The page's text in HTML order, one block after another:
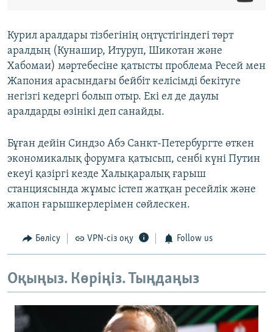
Курил аралдары тізбегінің оңтүстігіндегі төрт
аралдың (Кунашир, Итуруп, Шикотан және
Хабомаи) мәртебесіне қатысты проблема Ресей мен
Жапония арасындағы бейбіт келісімді бекітуге
негізгі кедергі болып отыр. Екі ел де даулы
аралдарды өзінікі деп санайды.
Бұған дейін Синдзо Абэ Санкт-Петербургте өткен
экономикалық форумға қатысып, сенбі күні Путин
екеуі қазіргі кезде Халықаралық ғарыш
станциясында жұмыс істеп жатқан ресейлік және
жапон ғарышкерлерімен сөйлескен.
Бөлісу VPN-сіз оқу Follow us
Оқыңыз. Көріңіз. Тыңдаңыз